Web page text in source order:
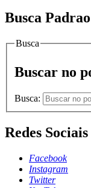
Busca Padrao
Busca
Buscar no
Busca:
Redes Sociais
Facebook
Instagram
Twitter